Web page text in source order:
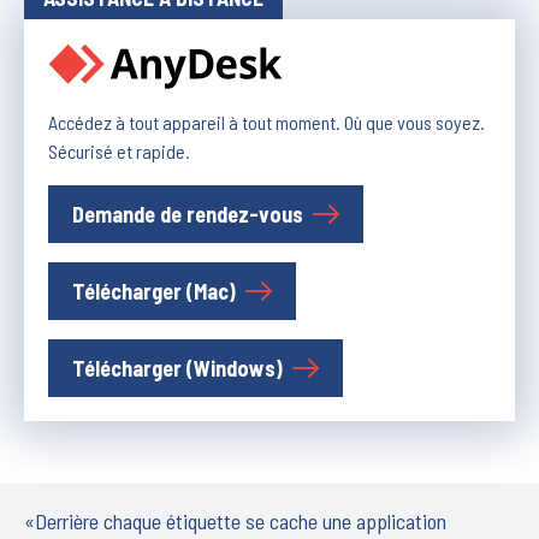
Accédez à tout appareil à tout moment. Où que vous soyez.
Sécurisé et rapide.
Demande de rendez-vous
Télécharger (Mac)
Télécharger (Windows)
«Derrière chaque étiquette se cache une application